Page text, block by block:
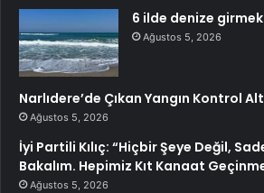
6 ilde denize
Ağustos 5, 2026
Narlıdere’de Çıkan Yangın Kontrol
Ağustos 5, 2026
İyi Partili Kılıç: “Hiçbir Şeye Değil,
Bakalım. Hepimiz Kıt Kanaat
Ağustos 5, 2026